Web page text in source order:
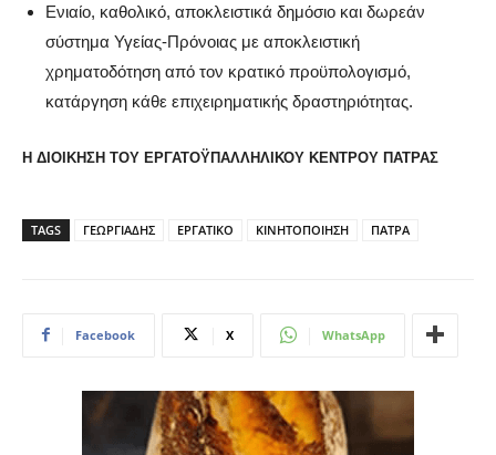
Ενιαίο, καθολικό, αποκλειστικά δημόσιο και δωρεάν
σύστημα Υγείας-Πρόνοιας με αποκλειστική
χρηματοδότηση από τον κρατικό προϋπολογισμό,
κατάργηση κάθε επιχειρηματικής δραστηριότητας.
Η ΔΙΟΙΚΗΣΗ ΤΟΥ ΕΡΓΑΤΟΫΠΑΛΛΗΛΙΚΟΥ ΚΕΝΤΡΟΥ ΠΑΤΡΑΣ
TAGS ΓΕΩΡΓΙΑΔΗΣ ΕΡΓΑΤΙΚΟ ΚΙΝΗΤΟΠΟΙΗΣΗ ΠΑΤΡΑ
Facebook X WhatsApp